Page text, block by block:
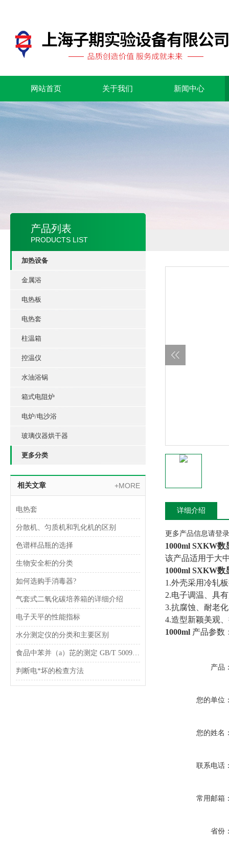
网站首页 关于我们 新闻中心
产品列表
PRODUCTS LIST
加热设备
金属浴
电热板
电热套
柱温箱
控温仪
水油浴锅
箱式电阻炉
电炉/电沙浴
玻璃仪器烘干器
更多分类
相关文章 +MORE
电热套
分散机、匀质机和乳化机的区别
色谱样品瓶的选择
生物安全柜的分类
如何选购手消毒器?
气套式二氧化碳培养箱的详细介绍
电子天平的性能指标
水分测定仪的分类和主要区别
食品中苯并（a）芘的测定 GB/T 5009.27-2003
判断电*坏的检查方法
详细介绍
更多产品信息请登
1000ml SXKW数
该产品适用于大
1000ml SXKW数
1.外壳采用冷轧
2.电子调温、具
3.抗腐蚀、耐老
4.造型新颖美观
1000ml 产品参数
产品
您的单位
您的姓名
联系电话
常用邮箱
省份